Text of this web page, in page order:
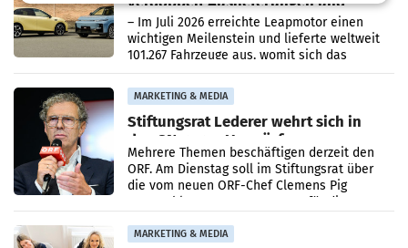
überschreitet die 100.000er-Marke
– Im Juli 2026 erreichte Leapmotor einen
wichtigen Meilenstein und lieferte weltweit
101.267 Fahrzeuge aus, womit sich das
Ergebnis gegenüber Juli 2025 mehr als
verdoppelte (+102
MARKETING & MEDIA
Stiftungsrat Lederer wehrt sich in
den SN gegen Vorwürfe
Mehrere Themen beschäftigen derzeit den
ORF. Am Dienstag soll im Stiftungsrat über
die vom neuen ORF-Chef Clemens Pig
vorgeschlagenen Besetzungen für die
MARKETING & MEDIA